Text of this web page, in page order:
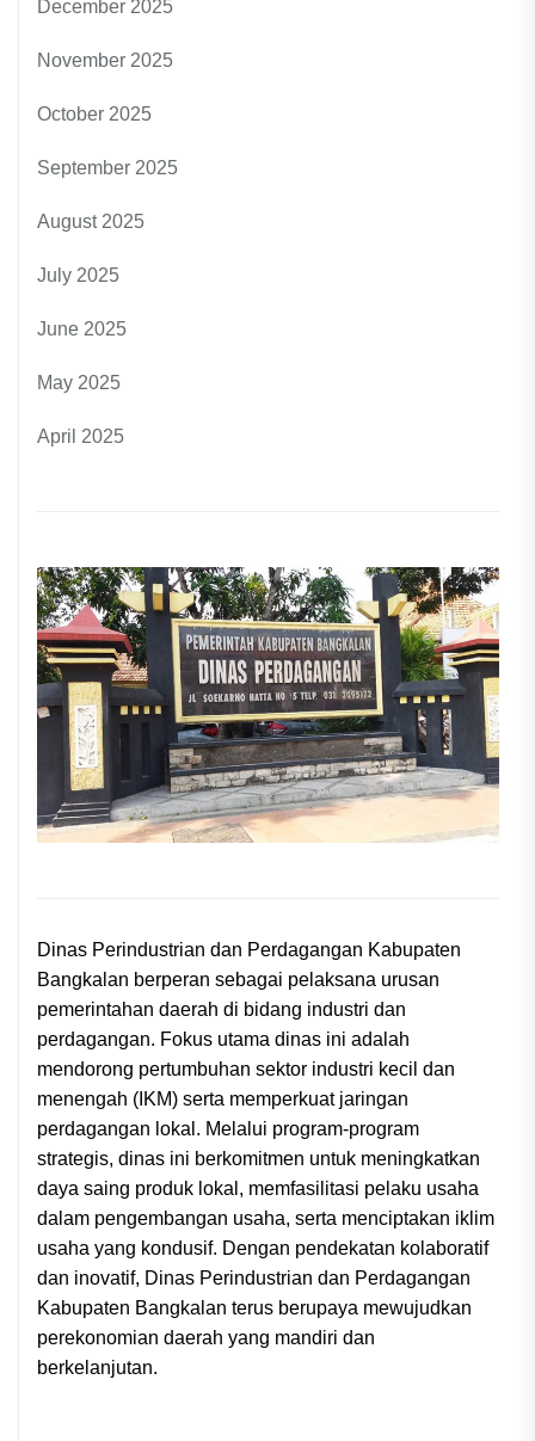
December 2025
November 2025
October 2025
September 2025
August 2025
July 2025
June 2025
May 2025
April 2025
Dinas Perindustrian dan Perdagangan Kabupaten
Bangkalan berperan sebagai pelaksana urusan
pemerintahan daerah di bidang industri dan
perdagangan. Fokus utama dinas ini adalah
mendorong pertumbuhan sektor industri kecil dan
menengah (IKM) serta memperkuat jaringan
perdagangan lokal. Melalui program-program
strategis, dinas ini berkomitmen untuk meningkatkan
daya saing produk lokal, memfasilitasi pelaku usaha
dalam pengembangan usaha, serta menciptakan iklim
usaha yang kondusif. Dengan pendekatan kolaboratif
dan inovatif, Dinas Perindustrian dan Perdagangan
Kabupaten Bangkalan terus berupaya mewujudkan
perekonomian daerah yang mandiri dan
berkelanjutan.